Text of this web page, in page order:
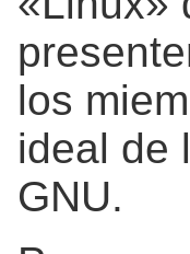
los
ideal de
GNU.